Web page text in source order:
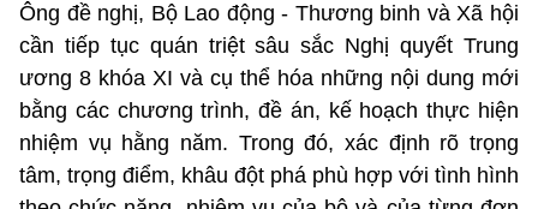
Ông đề nghị, Bộ Lao động - Thương binh và Xã hội
cần tiếp tục quán triệt sâu sắc Nghị quyết Trung
ương 8 khóa XI và cụ thể hóa những nội dung mới
bằng các chương trình, đề án, kế hoạch thực hiện
nhiệm vụ hằng năm. Trong đó, xác định rõ trọng
tâm, trọng điểm, khâu đột phá phù hợp với tình hình